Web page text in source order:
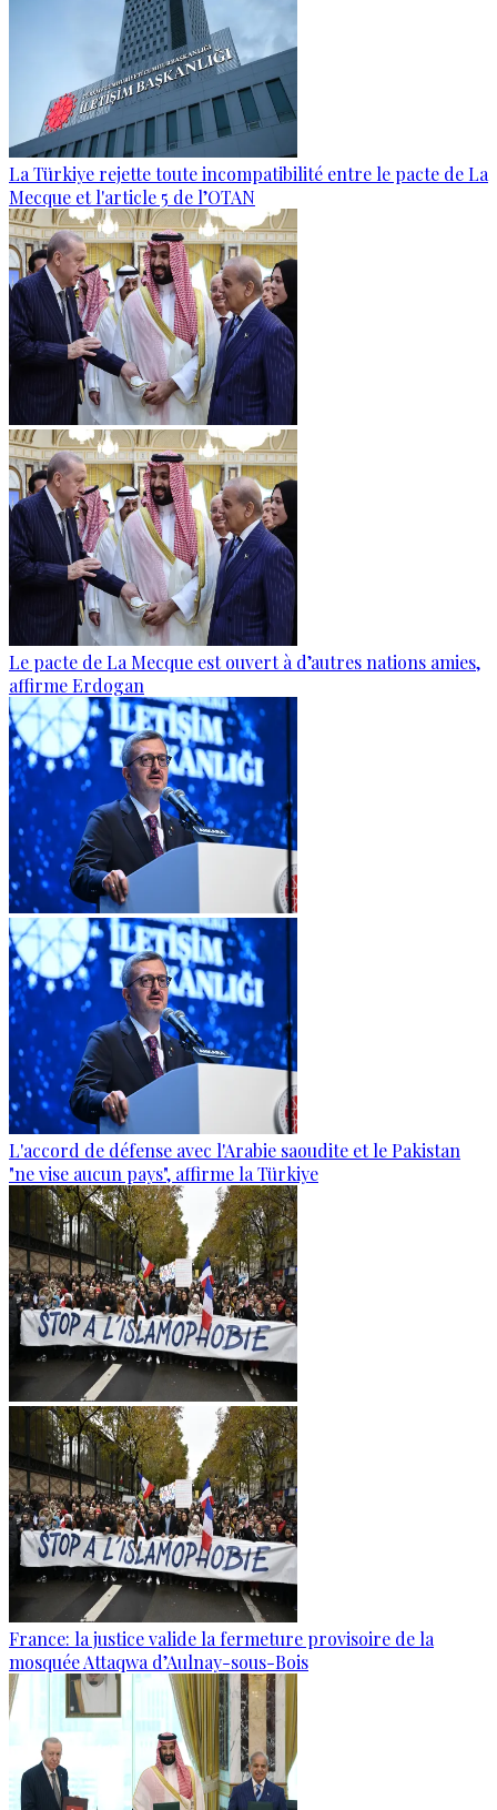
La Türkiye rejette toute incompatibilité entre le pacte de La
Mecque et l'article 5 de l’OTAN
Le pacte de La Mecque est ouvert à d’autres nations amies,
affirme Erdogan
L'accord de défense avec l'Arabie saoudite et le Pakistan
"ne vise aucun pays", affirme la Türkiye
France: la justice valide la fermeture provisoire de la
mosquée Attaqwa d’Aulnay-sous-Bois